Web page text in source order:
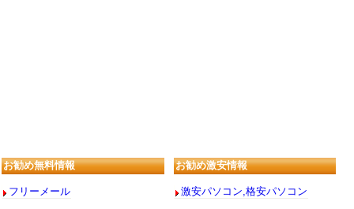
お勧め無料情報
フリーメール
お勧め激安情報
激安パソコン,格安パソコン